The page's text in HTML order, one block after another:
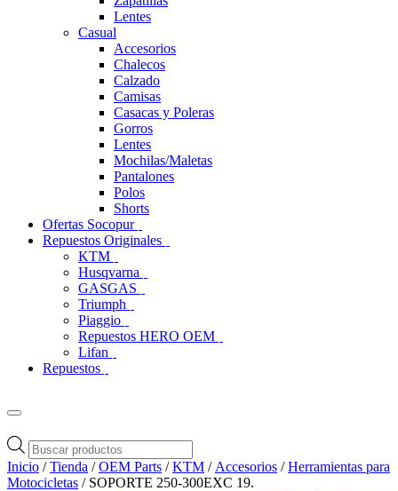
Lentes
Casual
Accesorios
Chalecos
Calzado
Camisas
Casacas y Poleras
Gorros
Lentes
Mochilas/Maletas
Pantalones
Polos
Shorts
Ofertas Socopur
Repuestos Originales
KTM
Husqvarna
GASGAS
Triumph
Piaggio
Repuestos HERO OEM
Lifan
Repuestos
Búsqueda
de
productos
Inicio /Tienda /OEM Parts /KTM / Accesorios /Herramientas para
Motocicletas / SOPORTE 250-300EXC 19.